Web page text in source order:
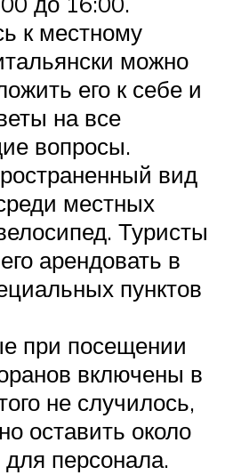
к местному
можно
его к себе и
на все
вопросы.
вид
местных
Туристы
арендовать в
пунктов
при посещении
включены в
не случилось,
оставить около
персонала.